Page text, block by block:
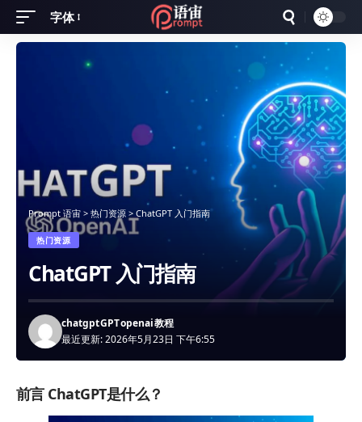
Font
Resizer
字体
Prompt 语宙 > 热门资源 > ChatGPT 入门指南
热门资源
ChatGPT 入门指南
最近更新: 2026年5月23日 下午6:55
chatgptGPTopenai教程
前言 ChatGPT是什么？